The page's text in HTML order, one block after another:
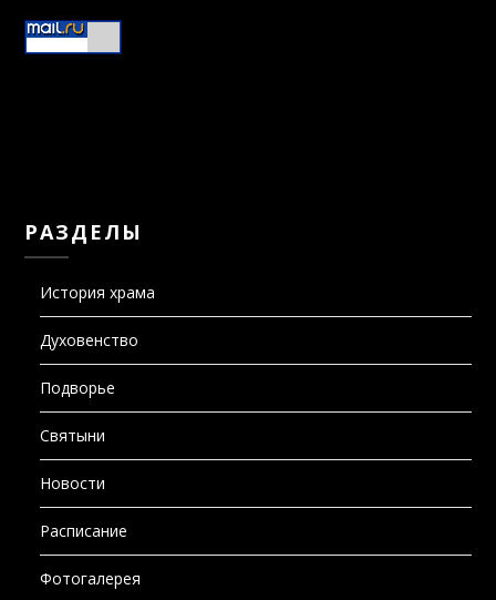
РАЗДЕЛЫ
История храма
Духовенство
Подворье
Святыни
Новости
Расписание
Фотогалерея